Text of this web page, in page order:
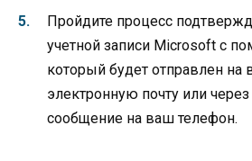
Пройдите процесс
учетной записи Microsoft с
который будет отправлен на
электронную почту или через
сообщение на ваш телефон.